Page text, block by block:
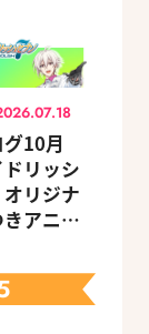
グ10月
リッシ
リジナ
アニメ
受付中！